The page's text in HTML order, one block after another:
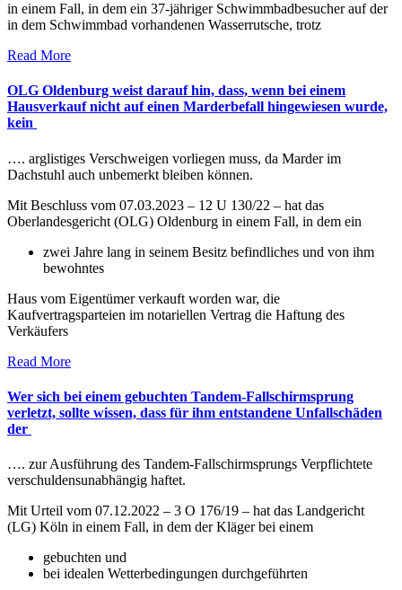
in einem Fall, in dem ein 37-jähriger Schwimmbadbesucher auf der
in dem Schwimmbad vorhandenen Wasserrutsche, trotz
Read More
OLG Oldenburg weist darauf hin, dass, wenn bei einem
Hausverkauf nicht auf einen Marderbefall hingewiesen wurde,
kein
…. arglistiges Verschweigen vorliegen muss, da Marder im
Dachstuhl auch unbemerkt bleiben können.
Mit Beschluss vom 07.03.2023 – 12 U 130/22 – hat das
Oberlandesgericht (OLG) Oldenburg in einem Fall, in dem ein
zwei Jahre lang in seinem Besitz befindliches und von ihm
bewohntes
Haus vom Eigentümer verkauft worden war, die
Kaufvertragsparteien im notariellen Vertrag die Haftung des
Verkäufers
Read More
Wer sich bei einem gebuchten Tandem-Fallschirmsprung
verletzt, sollte wissen, dass für ihm entstandene Unfallschäden
der
…. zur Ausführung des Tandem-Fallschirmsprungs Verpflichtete
verschuldensunabhängig haftet.
Mit Urteil vom 07.12.2022 – 3 O 176/19 – hat das Landgericht
(LG) Köln in einem Fall, in dem der Kläger bei einem
gebuchten und
bei idealen Wetterbedingungen durchgeführten